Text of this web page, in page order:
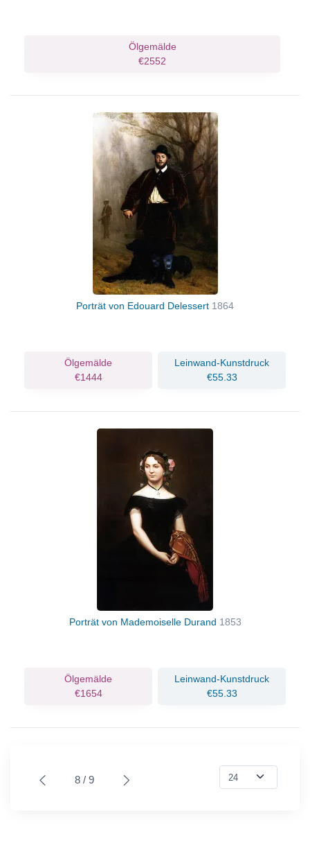
Ölgemälde
€2552
Porträt von Edouard Delessert 1864
Ölgemälde
€1444
Leinwand-Kunstdruck
€55.33
Porträt von Mademoiselle Durand 1853
Ölgemälde
€1654
Leinwand-Kunstdruck
€55.33
8 / 9